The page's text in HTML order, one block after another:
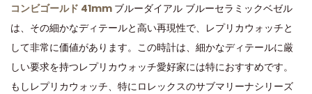
コンビゴールド 41mm ブルーダイアル ブルーセラミックベゼル
は、その細かなディテールと高い再現性で、レプリカウォッチと
して非常に価値があります。この時計は、細かなディテールに厳
しい要求を持つレプリカウォッチ愛好家には特におすすめです。
もしレプリカウォッチ、特にロレックスのサブマリーナシリーズ